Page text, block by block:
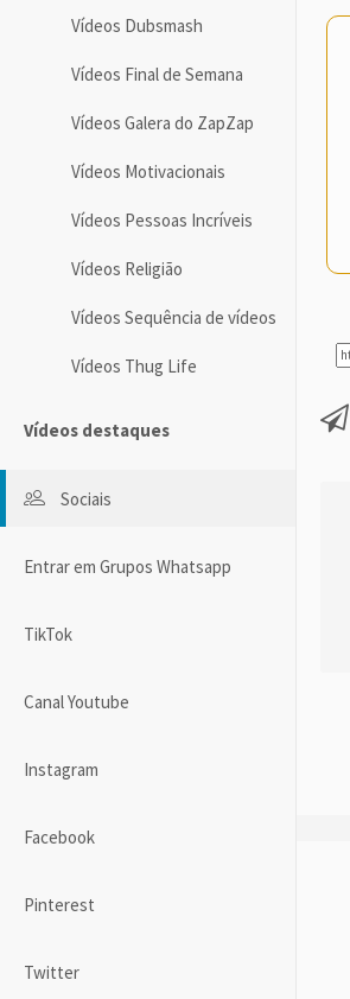
Vídeos Dubsmash
Vídeos Final de Semana
Vídeos Galera do ZapZap
Vídeos Motivacionais
Vídeos Pessoas Incríveis
Vídeos Religião
Vídeos Sequência de vídeos
Vídeos Thug Life
Vídeos destaques
Sociais
Entrar em Grupos Whatsapp
TikTok
Canal Youtube
Instagram
Facebook
Pinterest
Twitter